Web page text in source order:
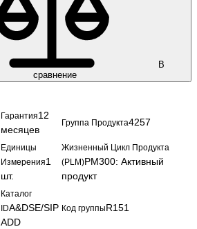
В
сравнение
Гарантия12
месяцев
Группа Продукта4257
Единицы
Измерения1
шт.
Жизненный Цикл Продукта
(PLM)PM300: Активный
продукт
Каталог
IDA&DSE/SIP
ADD
Код группыR151